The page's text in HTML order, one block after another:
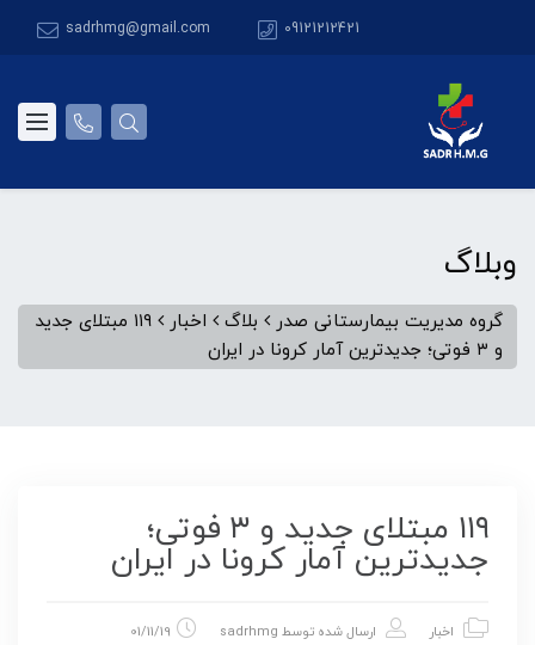
09121212421
sadrhmg@gmail.com
وبلاگ
گروه مدیریت بیمارستانی صدر بلاگ اخبار
۱۱۹ مبتلای جدید
و ۳ فوتی؛ جدیدترین آمار کرونا در ایران
۱۱۹ مبتلای جدید و ۳ فوتی؛
جدیدترین آمار کرونا در ایران
اخبار ارسال شده توسط sadrhmg
01/11/19